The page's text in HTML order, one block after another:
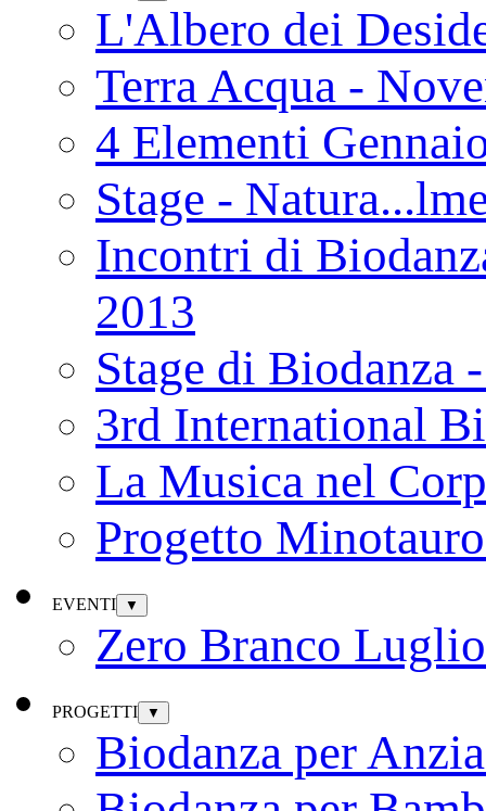
L'Albero dei
Terra Acqua -
4 Elementi
Stage -
Incontri di
2013
Stage di Biodanza
3rd International
La Musica nel
Progetto
EVENTI ▼
Zero Branco
PROGETTI ▼
Biodanza per